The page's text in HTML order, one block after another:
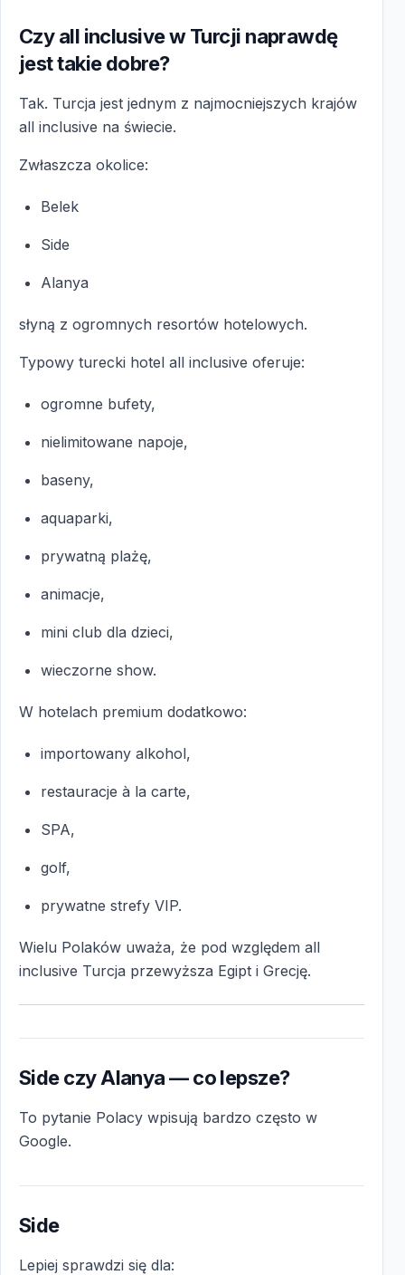
Czy all inclusive w Turcji naprawdę
jest takie dobre?
Tak. Turcja jest jednym z najmocniejszych krajów
all inclusive na świecie.
Zwłaszcza okolice:
Belek
Side
Alanya
słyną z ogromnych resortów hotelowych.
Typowy turecki hotel all inclusive oferuje:
ogromne bufety,
nielimitowane napoje,
baseny,
aquaparki,
prywatną plażę,
animacje,
mini club dla dzieci,
wieczorne show.
W hotelach premium dodatkowo:
importowany alkohol,
restauracje à la carte,
SPA,
golf,
prywatne strefy VIP.
Wielu Polaków uważa, że pod względem all
inclusive Turcja przewyższa Egipt i Grecję.
Side czy Alanya — co lepsze?
To pytanie Polacy wpisują bardzo często w
Google.
Side
Lepiej sprawdzi się dla: